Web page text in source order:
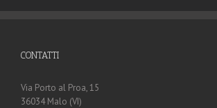
CONTATTI
Via Porto al Proa, 15
36034 Malo (VI)